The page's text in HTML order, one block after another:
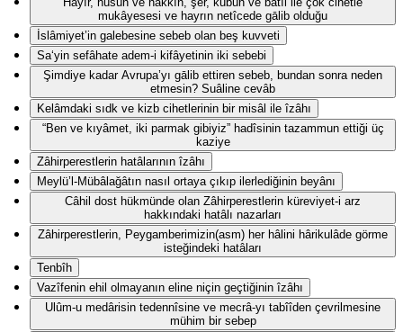
mukâyesesi ve hayrın netîcede gālib olduğu
İslâmiyet’in galebesine sebeb olan beş kuvveti
Sa‘yin sefâhate adem-i kifâyetinin iki sebebi
Şimdiye kadar Avrupa’yı gālib ettiren sebeb, bundan sonra neden
etmesin? Suâline cevâb
Kelâmdaki sıdk ve kizb cihetlerinin bir misâl ile îzâhı
“Ben ve kıyâmet, iki parmak gibiyiz” hadîsinin tazammun ettiği üç
kaziye
Zâhirperestlerin hatâlarının îzâhı
Meylü’l-Mübâlağâtın nasıl ortaya çıkıp ilerlediğinin beyânı
Câhil dost hükmünde olan Zâhirperestlerin küreviyet-i arz
hakkındaki hatâlı nazarları
Zâhirperestlerin, Peygamberimizin(asm) her hâlini hârikulâde görme
isteğindeki hatâları
Tenbîh
Vazîfenin ehil olmayanın eline niçin geçtiğinin îzâhı
Ulûm-u medârisin tedennîsine ve mecrâ-yı tabîîden çevrilmesine
mühim bir sebep